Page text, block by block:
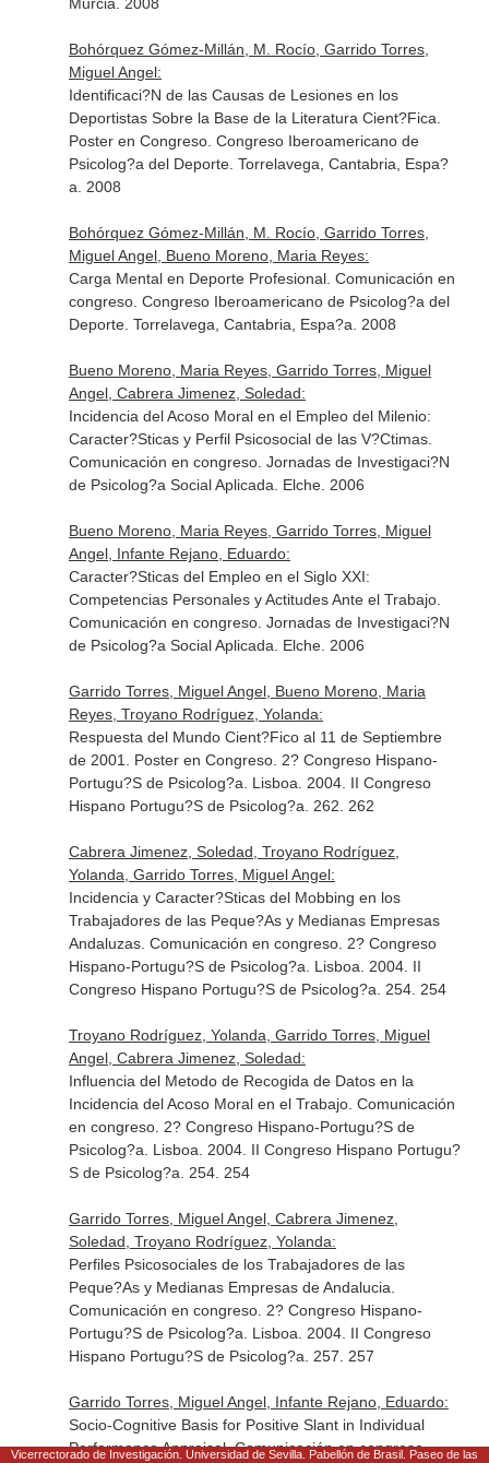
Bohórquez Gómez-Millán, M. Rocío, Garrido Torres,
Miguel Angel:
Identificaci?N de las Causas de Lesiones en los
Deportistas Sobre la Base de la Literatura Cient?Fica.
Poster en Congreso. Congreso Iberoamericano de
Psicolog?a del Deporte. Torrelavega, Cantabria, Espa?
a. 2008
Bohórquez Gómez-Millán, M. Rocío, Garrido Torres,
Miguel Angel, Bueno Moreno, Maria Reyes:
Carga Mental en Deporte Profesional. Comunicación en
congreso. Congreso Iberoamericano de Psicolog?a del
Deporte. Torrelavega, Cantabria, Espa?a. 2008
Bueno Moreno, Maria Reyes, Garrido Torres, Miguel
Angel, Cabrera Jimenez, Soledad:
Incidencia del Acoso Moral en el Empleo del Milenio:
Caracter?Sticas y Perfil Psicosocial de las V?Ctimas.
Comunicación en congreso. Jornadas de Investigaci?N
de Psicolog?a Social Aplicada. Elche. 2006
Bueno Moreno, Maria Reyes, Garrido Torres, Miguel
Angel, Infante Rejano, Eduardo:
Caracter?Sticas del Empleo en el Siglo XXI:
Competencias Personales y Actitudes Ante el Trabajo.
Comunicación en congreso. Jornadas de Investigaci?N
de Psicolog?a Social Aplicada. Elche. 2006
Garrido Torres, Miguel Angel, Bueno Moreno, Maria
Reyes, Troyano Rodríguez, Yolanda:
Respuesta del Mundo Cient?Fico al 11 de Septiembre
de 2001. Poster en Congreso. 2? Congreso Hispano-
Portugu?S de Psicolog?a. Lisboa. 2004. II Congreso
Hispano Portugu?S de Psicolog?a. 262. 262
Cabrera Jimenez, Soledad, Troyano Rodríguez,
Yolanda, Garrido Torres, Miguel Angel:
Incidencia y Caracter?Sticas del Mobbing en los
Trabajadores de las Peque?As y Medianas Empresas
Andaluzas. Comunicación en congreso. 2? Congreso
Hispano-Portugu?S de Psicolog?a. Lisboa. 2004. II
Congreso Hispano Portugu?S de Psicolog?a. 254. 254
Troyano Rodríguez, Yolanda, Garrido Torres, Miguel
Angel, Cabrera Jimenez, Soledad:
Influencia del Metodo de Recogida de Datos en la
Incidencia del Acoso Moral en el Trabajo. Comunicación
en congreso. 2? Congreso Hispano-Portugu?S de
Psicolog?a. Lisboa. 2004. II Congreso Hispano Portugu?
S de Psicolog?a. 254. 254
Garrido Torres, Miguel Angel, Cabrera Jimenez,
Soledad, Troyano Rodríguez, Yolanda:
Perfiles Psicosociales de los Trabajadores de las
Peque?As y Medianas Empresas de Andalucia.
Comunicación en congreso. 2? Congreso Hispano-
Portugu?S de Psicolog?a. Lisboa. 2004. II Congreso
Hispano Portugu?S de Psicolog?a. 257. 257
Garrido Torres, Miguel Angel, Infante Rejano, Eduardo:
Socio-Cognitive Basis for Positive Slant in Individual
Performance Appraisal. Comunicación en congreso.
Vicerrectorado de Investigación. Universidad de Sevilla. Pabellón de Brasil. Paseo de las